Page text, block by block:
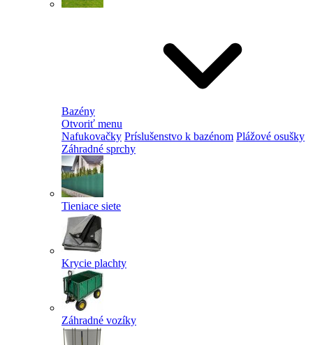
Bazény
Otvoriť menu
Nafukovačky Príslušenstvo k bazénom Plážové osušky
Záhradné sprchy
Tieniace siete
Krycie plachty
Záhradné vozíky